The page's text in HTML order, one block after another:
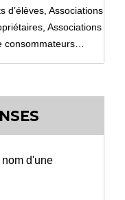
d’élèves, Associations
Associations
consommateurs…
d'une